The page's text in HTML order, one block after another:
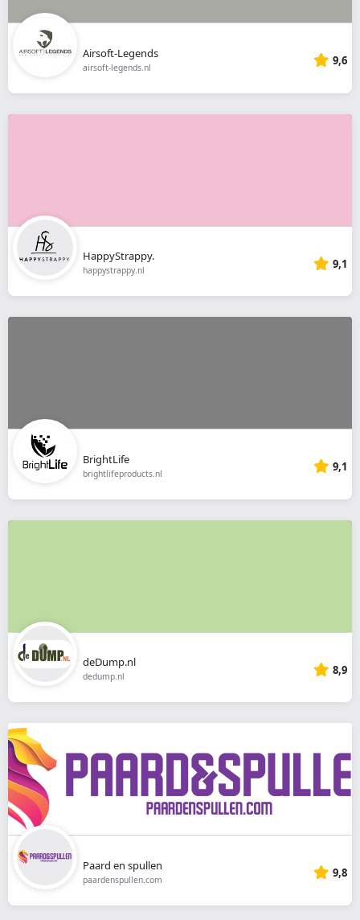
Airsoft-Legends
airsoft-legends.nl 9,6
HappyStrappy.
happystrappy.nl 9,1
BrightLife
brightlifeproducts.nl 9,1
deDump.nl
dedump.nl 8,9
Paard en spullen
paardenspullen.com 9,8